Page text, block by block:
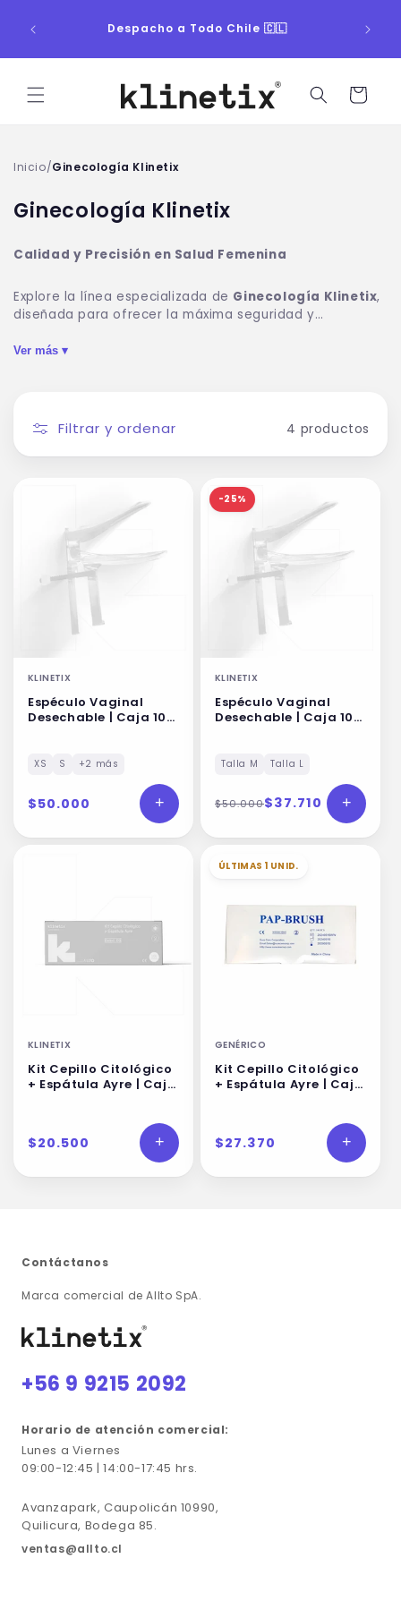
al contenido
Despacho a Todo Chile 🇨🇱
Carrito
Inicio/Ginecología Klinetix
C
l
e
c
i
Ginecología Klinetix
Calidad y Precisión en Salud Femenina
Explore la línea especializada de Ginecología Klinetix,
diseñada para ofrecer la máxima seguridad y
colección incluye dispositivos estériles de alta calidad,
Ver más ▾
Filtrar y ordenar 4 productos
KLINETIX
Espéculo Vaginal
Desechable | Caja 100
XS S +2 más
$50.000 +
-25%
KLINETIX
Espéculo Vaginal
Desechable | Caja 100
Talla M Talla L
$50.000$37.710 +
KLINETIX
Kit Cepillo Citológico
+ Espátula Ayre | Caja
$20.500 +
ÚLTIMAS 1 UNID.
GENÉRICO
Kit Cepillo Citológico
+ Espátula Ayre | Caja
$27.370 +
Contáctanos
Marca comercial de Allto SpA.
+56 9 9215 2092
Horario de atención comercial:
Lunes a Viernes
09:00-12:45 | 14:00-17:45 hrs.
Avanzapark, Caupolicán 10990,
Quilicura, Bodega 85.
ventas@allto.cl